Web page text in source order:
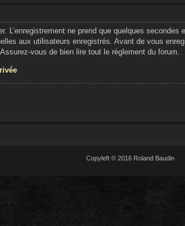
L’enregistrement ne prend que quelques
aux utilisateurs enregistrés. Avant de vous
vous de bien lire tout le règlement du forum.
Copyleft © 2016 Roland Baudin